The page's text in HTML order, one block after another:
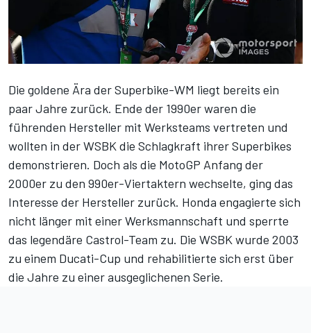
Die goldene Ära der Superbike-WM liegt bereits ein
paar Jahre zurück. Ende der 1990er waren die
führenden Hersteller mit Werksteams vertreten und
wollten in der WSBK die Schlagkraft ihrer Superbikes
demonstrieren. Doch als die MotoGP Anfang der
2000er zu den 990er-Viertaktern wechselte, ging das
Interesse der Hersteller zurück. Honda engagierte sich
nicht länger mit einer Werksmannschaft und sperrte
das legendäre Castrol-Team zu. Die WSBK wurde 2003
zu einem Ducati-Cup und rehabilitierte sich erst über
die Jahre zu einer ausgeglichenen Serie.